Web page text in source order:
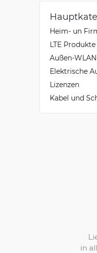
Heim- un
LTE Produkte
Außen-
Elektrische
Lizenzen
Kabel und
in